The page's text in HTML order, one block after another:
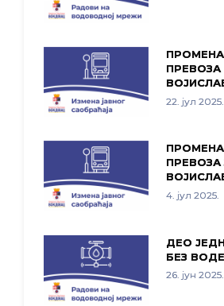
22. јул 2025.
4. јул 2025.
ДЕО
БЕЗ
26. јун 2025.